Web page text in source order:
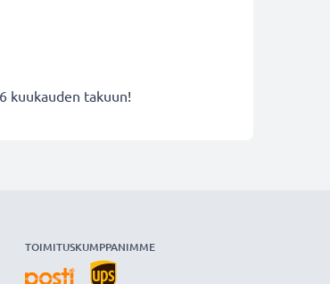
kuukauden takuun!
TOIMITUSKUMPPANIMME